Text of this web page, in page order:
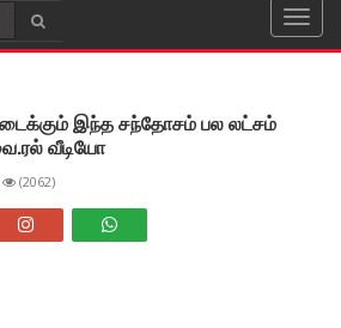
இந்த சந்தோசம் பல லட்சம்
வீடியோ
(2062)